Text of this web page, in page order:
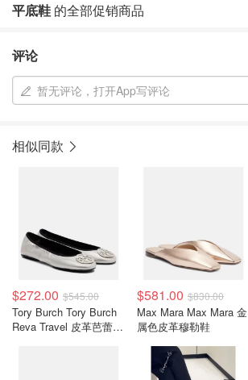
平底鞋 的全部促销商品
评论
暂无评论，打开App写评论
相似同款
$272.00 $545.00
Tory Burch Tory Burch
Reva Travel 皮革芭蕾平
$581.00 $830.00
Max Mara Max Mara 金
属色皮革穆勒鞋